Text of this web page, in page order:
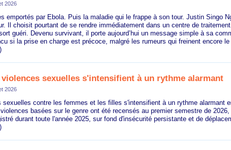
2026
emportés par Ebola. Puis la maladie qui le frappe à son tour. Justin Singo
Il choisit pourtant de se rendre immédiatement dans un centre de
guéri. Devenu survivant, il porte aujourd’hui un message simple à sa
si la prise en charge est précoce, malgré les rumeurs qui freinent encore
)
sexuelles s'intensifient à un rythme alarmant
2026
sexuelles contre les femmes et les filles s'intensifient à un rythme alarmant
basées sur le genre ont été recensés au premier semestre de
durant toute l'année 2025, sur fond d'insécurité persistante et de
)